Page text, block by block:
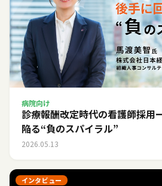
病院向け
診療報酬改定時代の看護師採用
陥る“負のスパイラル”
2026.05.13
インタビュー